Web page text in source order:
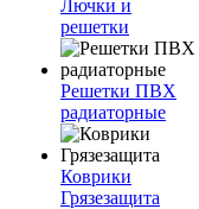
Лючки и
решетки
Решетки ПВХ
радиаторные
Коврики
Грязезащита